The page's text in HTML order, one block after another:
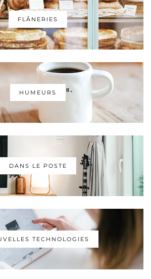
FLÂNERIES
HUMEURS
DANS LE POSTE
TECHNOLOGIES